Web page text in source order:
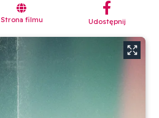

Strona filmu
︁
Udostępnij